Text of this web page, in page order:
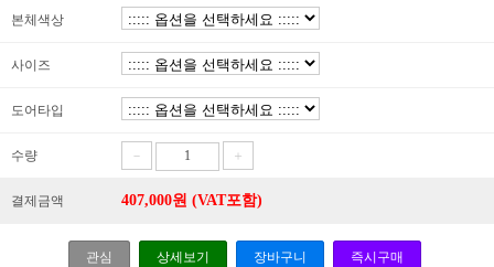
본체색상
사이즈
도어타입
수량 － ＋
결제금액 407,000원 (VAT포함)
관심 상세보기 장바구니 즉시구매